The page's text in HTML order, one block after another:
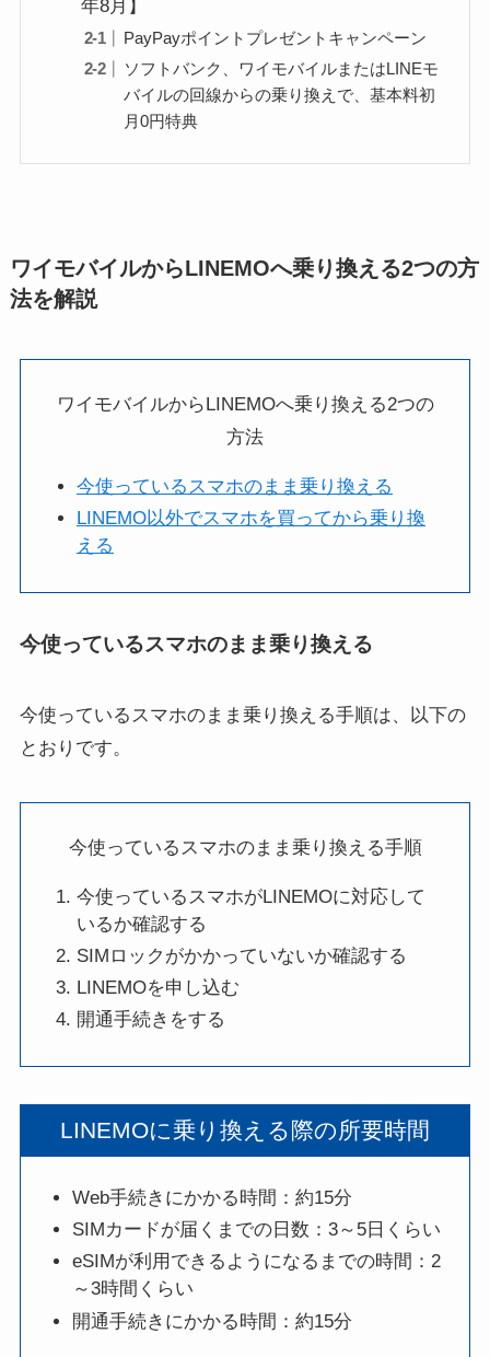
年8月】
PayPayポイントプレゼントキャンペーン
ソフトバンク、ワイモバイルまたはLINEモ
バイルの回線からの乗り換えで、基本料初
月0円特典
ワイモバイルからLINEMOへ乗り換える2つの方
法を解説
ワイモバイルからLINEMOへ乗り換える2つの
方法
今使っているスマホのまま乗り換える
LINEMO以外でスマホを買ってから乗り換
える
今使っているスマホのまま乗り換える
今使っているスマホのまま乗り換える手順は、以下の
とおりです。
今使っているスマホのまま乗り換える手順
今使っているスマホがLINEMOに対応して
いるか確認する
SIMロックがかかっていないか確認する
LINEMOを申し込む
開通手続きをする
LINEMOに乗り換える際の所要時間
Web手続きにかかる時間：約15分
SIMカードが届くまでの日数：3～5日くらい
eSIMが利用できるようになるまでの時間：2
～3時間くらい
開通手続きにかかる時間：約15分